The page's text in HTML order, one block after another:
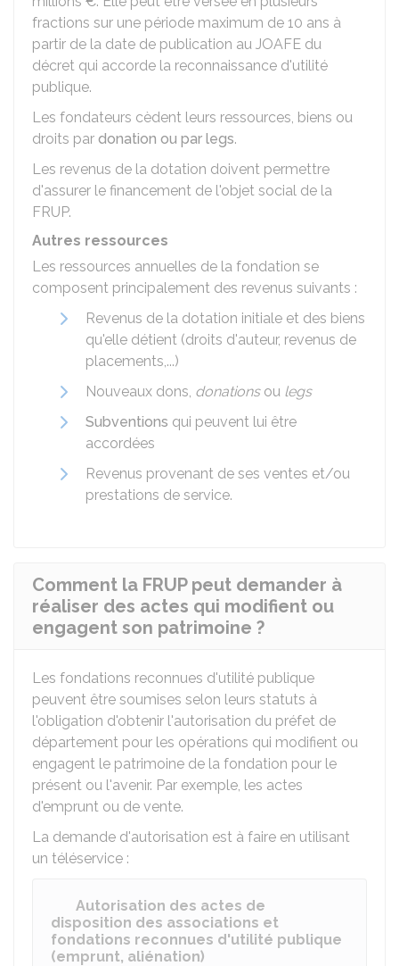
fractions sur une période maximum de 10 ans à
partir de la date de publication au JOAFE du
décret qui accorde la reconnaissance d'utilité
publique.
Les fondateurs cèdent leurs ressources, biens ou
droits par donation ou par legs.
Les revenus de la dotation doivent permettre
d'assurer le financement de l'objet social de la
FRUP.
Autres ressources
Les ressources annuelles de la fondation se
composent principalement des revenus suivants :
Revenus de la dotation initiale et des biens
qu'elle détient (droits d'auteur, revenus de
placements,...)
Nouveaux dons, donationsou legs
Subventions qui peuvent lui être
accordées
Revenus provenant de ses ventes et/ou
prestations de service.
Comment la FRUP peut demander à
réaliser des actes qui modifient ou
engagent son patrimoine ?
Les fondations reconnues d'utilité publique
peuvent être soumises selon leurs statuts à
l'obligation d'obtenir l'autorisation du préfet de
département pour les opérations qui modifient ou
engagent le patrimoine de la fondation pour le
présent ou l'avenir. Par exemple, les actes
d'emprunt ou de vente.
La demande d'autorisation est à faire en utilisant
un téléservice :
Autorisation des actes de
disposition des associations et
fondations reconnues d'utilité publique
(emprunt, aliénation)